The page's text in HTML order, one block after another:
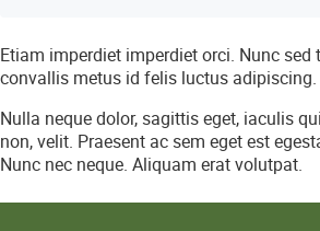
Etiam imperdiet imperdiet orci. Nunc sed
convallis metus id felis luctus adipiscing.
Nulla neque dolor, sagittis eget, iaculis
non, velit. Praesent ac sem eget est
Nunc nec neque. Aliquam erat volutpat.